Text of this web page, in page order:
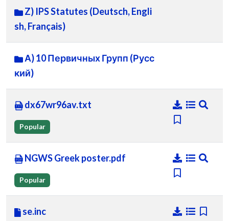
Z) IPS Statutes (Deutsch, Engli
sh, Français)
А) 10 Первичных Групп (Русс
кий)
dx67wr96av.txt
Popular
NGWS Greek poster.pdf
Popular
se.inc